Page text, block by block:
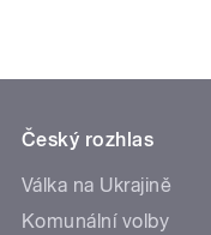
Český rozhlas
Válka na Ukrajině
Komunální volby